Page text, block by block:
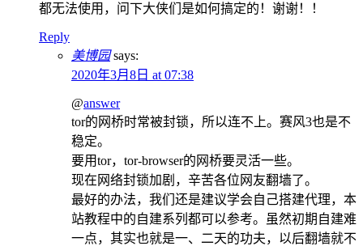
都无法使用，问下大侠们是如何搞定的！谢谢！！
Reply
美博园 says:
2020年3月8日 at 07:38
@answer
tor的网桥时常被封锁，所以连不上。赛风3也是不
稳定。
要用tor，tor-browser的网桥要灵活一些。
现在网络封锁加剧，辛苦各位网友翻墙了。
最好的办法，我们还是建议学会自己搭建代理，本
站教程中的自建系列都可以参考。虽然初期自建难
一点，其实也就是一、二天的功夫，以后翻墙就不